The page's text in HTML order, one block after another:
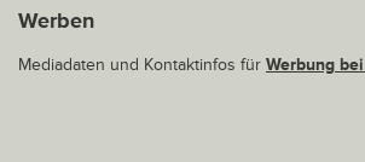
Werben
Mediadaten und Kontaktinfos für Werbung